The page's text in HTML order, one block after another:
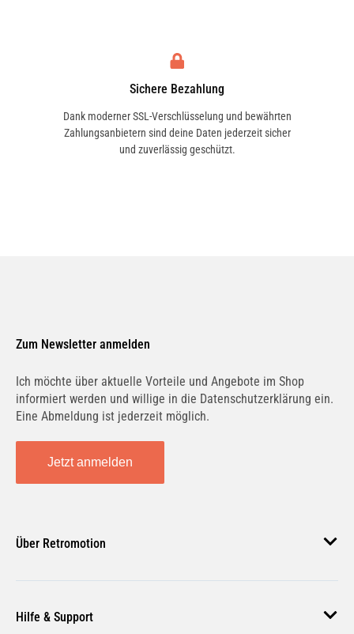
Sichere Bezahlung
Dank moderner SSL-Verschlüsselung und bewährten
Zahlungsanbietern sind deine Daten jederzeit sicher
und zuverlässig geschützt.
Zum Newsletter anmelden
Ich möchte über aktuelle Vorteile und Angebote im Shop
informiert werden und willige in die Datenschutzerklärung ein.
Eine Abmeldung ist jederzeit möglich.
Jetzt anmelden
Über Retromotion
Unsere Jobs
Hilfe & Support